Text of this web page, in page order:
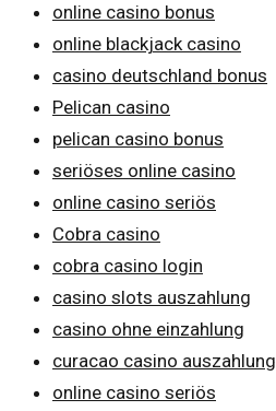
online casino bonus
online blackjack casino
casino deutschland bonus
Pelican casino
pelican casino bonus
seriöses online casino
online casino seriös
Cobra casino
cobra casino login
casino slots auszahlung
casino ohne einzahlung
curacao casino auszahlung
online casino seriös